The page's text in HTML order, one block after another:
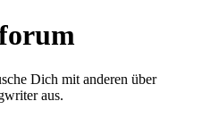
Dich mit anderen über
aus.